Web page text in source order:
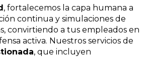
, fortalecemos la capa humana a
continua y simulaciones de
convirtiendo a tus empleados en
activa. Nuestros servicios de
, que incluyen